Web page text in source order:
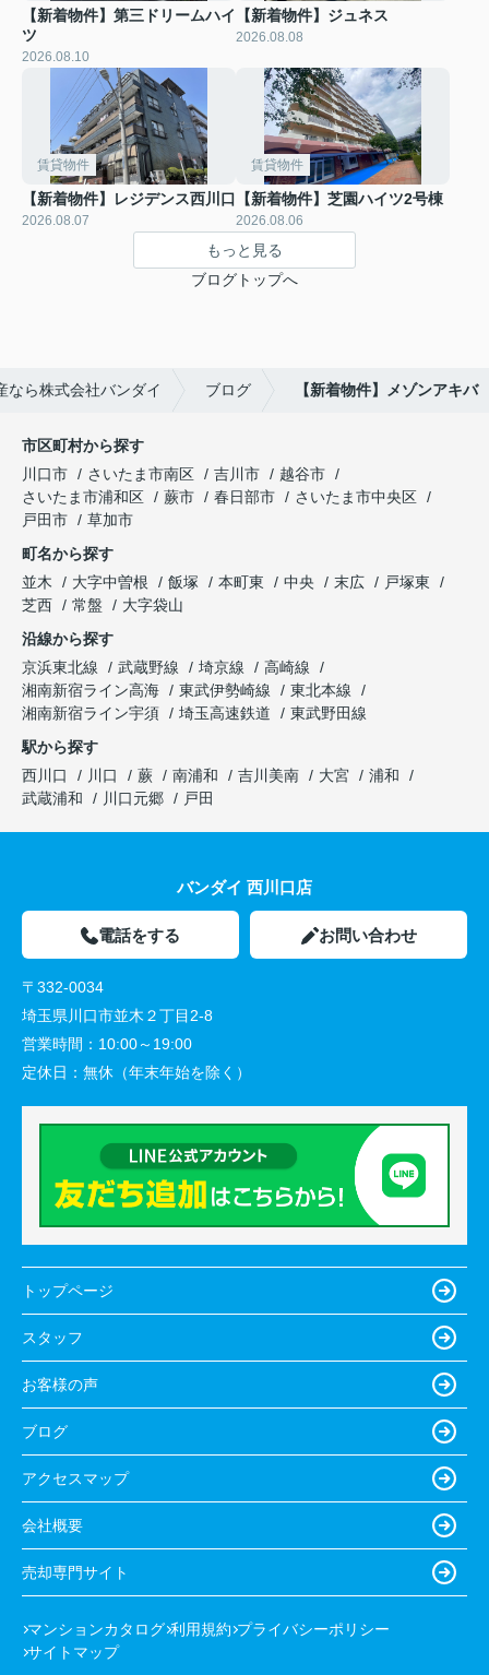
【新着物件】第三ドリームハイ
ツ
2026.08.10
【新着物件】ジュネス
2026.08.08
賃貸物件
【新着物件】レジデンス西川口
2026.08.07
賃貸物件
【新着物件】芝園ハイツ2号棟
2026.08.06
もっと見る
ブログトップへ
なら株式会社バンダイ ブログ 【新着物件】メゾンアキバ
市区町村から探す
川口市
さいたま市南区 吉川市
越谷市
さいたま市浦和区
蕨市 春日部市
さいたま市中央区
戸田市
草加市
町名から探す
並木
大字中曽根 飯塚 本町東 中央 末広
戸塚東
芝西
常盤
大字袋山
沿線から探す
京浜東北線
武蔵野線 埼京線
高崎線
湘南新宿ライン高海
東武伊勢崎線
東北本線
湘南新宿ライン宇須
埼玉高速鉄道
東武野田線
駅から探す
西川口
川口 蕨 南浦和 吉川美南 大宮
浦和
武蔵浦和
川口元郷 戸田
バンダイ 西川口店
電話をする お問い合わせ
〒332-0034
埼玉県川口市並木２丁目2-8
営業時間： 10:00～19:00
定休日： 無休（年末年始を除く）
トップページ
スタッフ
お客様の声
ブログ
アクセスマップ
会社概要
売却専門サイト
マンションカタログ 利用規約 プライバシーポリシー
サイトマップ